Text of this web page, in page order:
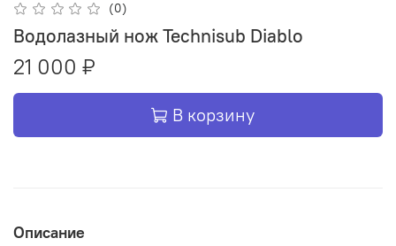
(0)
Водолазный нож Technisub Diablo
21 000 ₽
В корзину
Описание